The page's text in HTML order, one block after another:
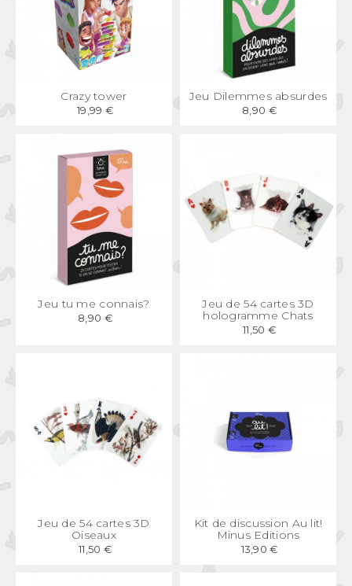
APERÇUCrazy tower
19,99 €
APERÇU RAPIDE
Jeu Dilemmes absurdes
8,90 €
APERÇU RAPIDE
Jeu tu me connais?
8,90 €
APERÇU RAPIDE
Jeu de 54 cartes 3D
hologramme Chats
11,50 €
APERÇU RAPIDE
Jeu de 54 cartes 3D
Oiseaux
11,50 €
APERÇU RAPIDE
Kit de discussion Au lit!
Minus Editions
13,90 €